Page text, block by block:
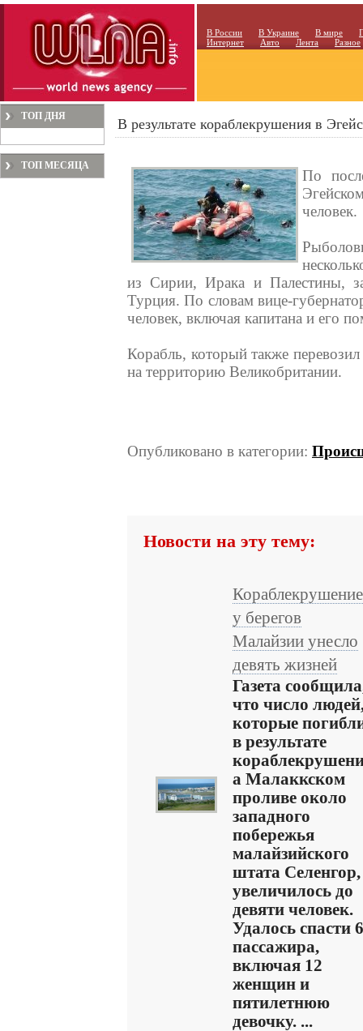
В России В Украине В мире
Интернет
Авто Лента Разное
ТОП ДНЯ
ТОП МЕСЯЦА
В результате кораблекрушения в
По
человек.
из Сирии, Ирака и Палестины,
Турция. По словам вице-
человек, включая капитана и его
Корабль, который также
на территорию Великобритании.
Опубликовано в категории:
Новости на эту тему:
Кораблекрушение
у берегов
Малайзии унесло
девять жизней
Газета
что число
которые
в результате
а Малаккском
проливе около
западного
побережья
малайзийского
штата Селенгор,
увеличилось до
девяти человек.
Удалось спасти
пассажира,
включая 12
женщин и
пятилетнюю
девочку. ...